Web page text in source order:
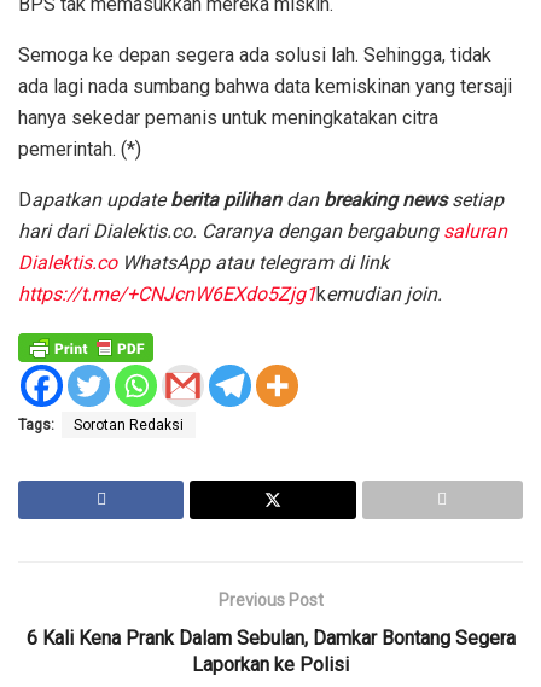
Semoga ke depan segera ada solusi lah. Sehingga, tidak
ada lagi nada sumbang bahwa data kemiskinan yang tersaji
hanya sekedar pemanis untuk meningkatakan citra
pemerintah. (*)
Dapatkan updateberita pilihan dan breaking newssetiap
hari dari Dialektis.co. Caranya dengan bergabung saluran
Dialektis.co WhatsApp atau telegram di link
https://t.me/+CNJcnW6EXdo5Zjg1kemudian join.
Tags: Sorotan Redaksi
Previous Post
6 Kali Kena Prank Dalam Sebulan, Damkar Bontang Segera
Laporkan ke Polisi